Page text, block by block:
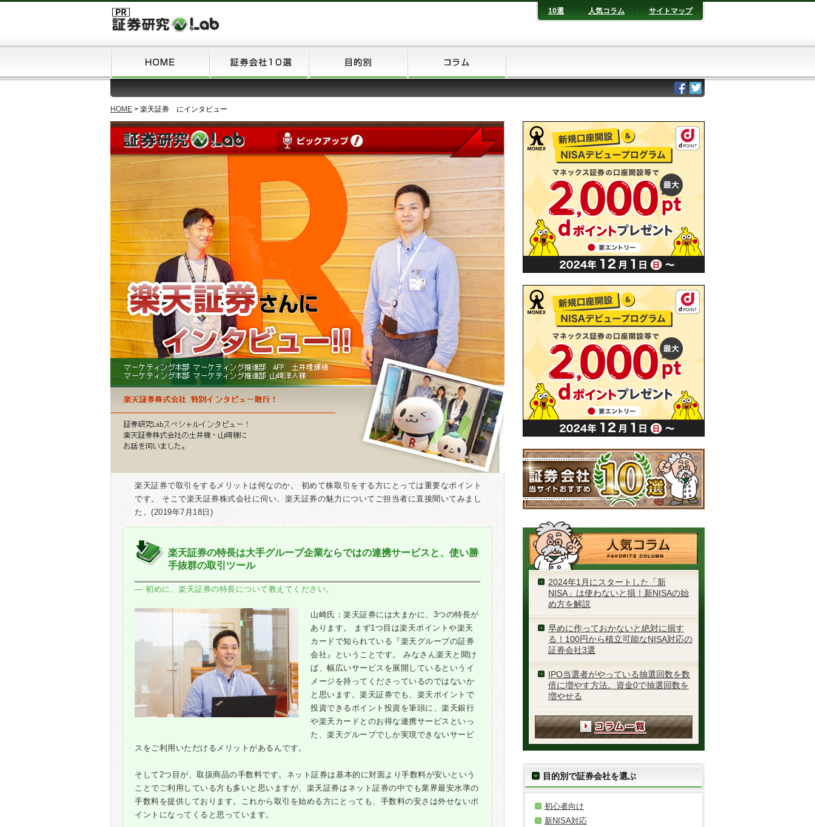
サイトマップ
人気コラム
10選
HOME > 楽天証券 にインタビュー
楽天証券で取引をするメリットは何なのか。 初めて株取引をする方にとっては重要なポイント
です。 そこで楽天証券株式会社に伺い、楽天証券の魅力についてご担当者に直接聞いてみまし
た。(2019年7月18日)
楽天証券の特長は大手グループ企業ならではの連携サービスと、使い勝
手抜群の取引ツール
― 初めに、楽天証券の特長について教えてください。
山崎氏：楽天証券には大まかに、3つの特長が
あります。 まず1つ目は楽天ポイントや楽天
カードで知られている『楽天グループの証券
会社』ということです。 みなさん楽天と聞け
ば、幅広いサービスを展開しているというイ
メージを持ってくださっているのではないか
と思います。楽天証券でも、楽天ポイントで
投資できるポイント投資を筆頭に、楽天銀行
や楽天カードとのお得な連携サービスといっ
た、楽天グループでしか実現できないサービ
スをご利用いただけるメリットがあるんです。
そして2つ目が、取扱商品の手数料です。ネット証券は基本的に対面より手数料が安いという
ことでご利用している方も多いと思いますが、楽天証券はネット証券の中でも業界最安水準の
手数料を提供しております。これから取引を始める方にとっても、手数料の安さは外せないポ
イントになってくると思っています。
2024年1月にスタートした「新
NISA」は使わないと損！新NISAの始
め方を解説
早めに作っておかないと絶対に損す
る！100円から積立可能なNISA対応の
証券会社3選
IPO当選者がやっている抽選回数を数
倍に増やす方法。資金0で抽選回数を
増やせる
目的別で証券会社を選ぶ
初心者向け
新NISA対応